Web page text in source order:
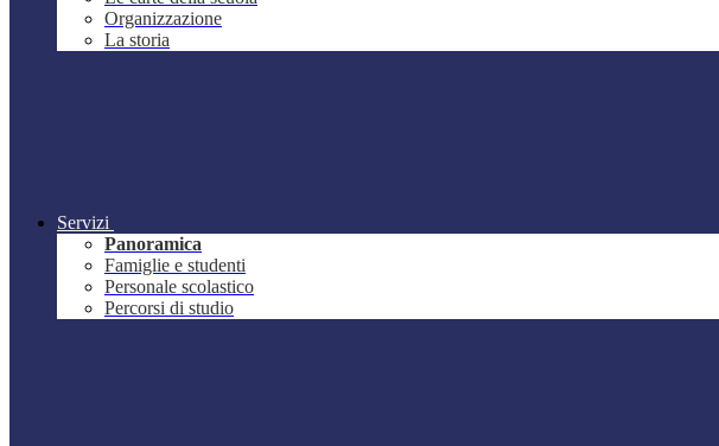
Organizzazione
La storia
Servizi
Panoramica
Famiglie e studenti
Personale scolastico
Percorsi di studio